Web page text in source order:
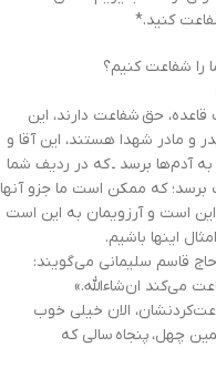
کنید.*
را شفاعت کنیم؟
حق شفاعت دارند، این
و مادر شهدا هستند، این آقا و
آدم‌ها برسد ـ که در ردیف شما
که ممکن است ما جزو آنها
است و آرزویمان به این است
اینها باشیم.
قاسم سلیمانی می‌گویند:
می‌کند ان‌شاءالله.»
الان خیلی خوب
چهل، پنجاه سالی که